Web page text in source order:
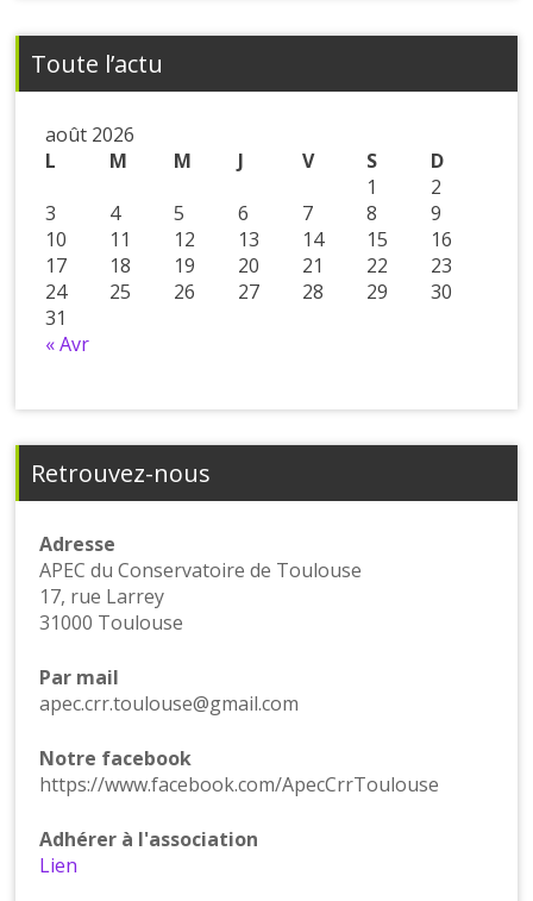
Toute l’actu
août 2026
L
M M J V S D
« Avr
1
2
3
4 5 6 7 8
9
10
11 12 13 14 15
16
17
18 19 20 21 22
23
24
25 26 27 28 29
30
31
Retrouvez-nous
Adresse
APEC du Conservatoire de Toulouse
17, rue Larrey
31000 Toulouse
Par mail
apec.crr.toulouse@gmail.com
Notre facebook
https://www.facebook.com/ApecCrrToulouse
Adhérer à l'association
Lien